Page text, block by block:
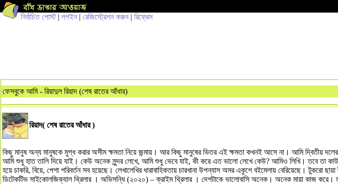
নির্বাচিত পোস্ট| লগইন | রেজিস্ট্রেশন করুন | রিফ্রেস
ফেসবুকে আমি - রিয়াদুল রিয়াদ (শেষ রাতের আঁধার)
রিয়াদ( শেষ রাতের আঁধার )
কিছু মানুষ অন্য মানুষকে মুগ্ধ করার অসীম ক্ষমতা নিয়ে জন্মায়। আর কিছু মানুষের ভিতর এই ক্ষমতা কখনই আসে না। আমি দ্বিতীয়
আমি শুধু হাত তালি দিয়ে যাই। কেউ অনেক সুন্দর লেখে, আমি শুধু ভেবে যাই, কী করে এত ভালো লেখে কেউ? আমিও লিখি। তবে তা
হয়ে চাকরি, বিয়ে, পেশা পরিবর্তন সব হয়েছে। লেখালেখির ধারাবাহিকতায় চারখানা উপন্যাস অমর একুশে বইমেলায় বেরিয়েছে।
ডিটেকটিভ সাইকোলজিক্যাল থ্রিলার । অভিসন্ধি (২০২০) – ক্রাইম থ্রিলার । দেশটাকে ভালোবাসি অনেক। অনেক মায়া